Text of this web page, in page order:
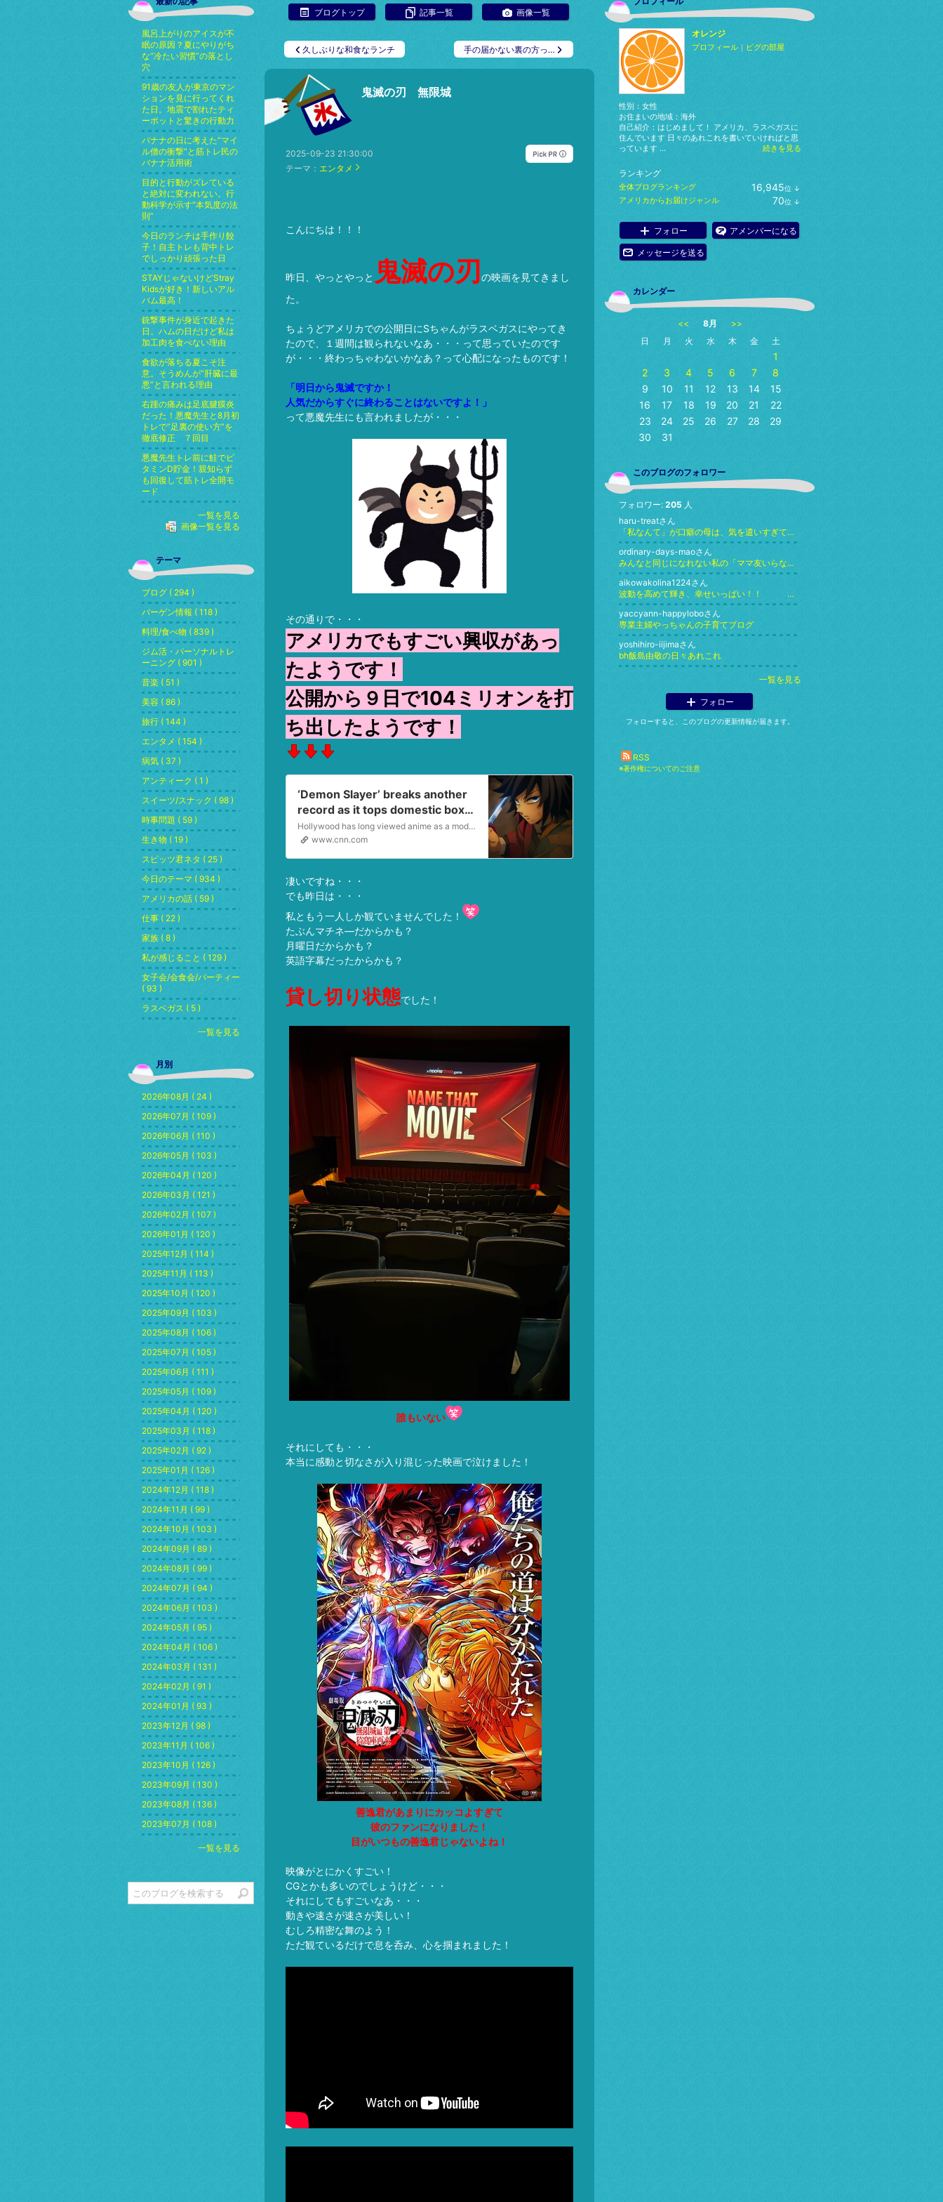
ブログトップ 記事一覧 画像一覧
久しぶりな和食なランチ 手の届かない裏の方っ…
鬼滅の刃 無限城
2025-09-23 21:30:00
テーマ： エンタメ
こんにちは！！！
昨日、やっとやっと 鬼滅の刃の映画を見てきまし
た。
ちょうどアメリカでの公開日にSちゃんがラスベガスにやってき
たので、１週間は観られないなあ・・・って思っていたのです
が・・・終わっちゃわないかなあ？って心配になったものです！
「明日から鬼滅ですか！
人気だからすぐに終わることはないですよ！」
って悪魔先生にも言われましたが・・・
その通りで・・・
アメリカでもすごい興収があっ
たようです！
公開から９日で104ミリオンを打
ち出したようです！
‘Demon Slayer’ breaks another
record as it tops domestic box
office for second weekend |
CNN Business
Hollywood has long viewed anime as a modest but steady genre at the domestic box office. But the unexpected success of “Demon Slayer: Infinity Castle” has forced the industry to re…
www.cnn.com
凄いですね・・・
でも昨日は・・・
私ともう一人しか観ていませんでした！
たぶんマチネ―だからかも？
月曜日だからかも？
英語字幕だったからかも？
貸し切り状態でした！
誰もいない
それにしても・・・
本当に感動と切なさが入り混じった映画で泣けました！
善逸君があまりにカッコよすぎて
彼のファンになりました！
目がいつもの善逸君じゃないよね！
映像がとにかくすごい！
CGとかも多いのでしょうけど・・・
それにしてもすごいなあ・・・
動きや速さが速さが美しい！
むしろ精密な舞のよう！
ただ観ているだけで息を呑み、心を掴まれました！
オレンジ
プロフィール ｜ ピグの部屋
性別： 女性
お住まいの地域： 海外
自己紹介：はじめまして！ アメリカ、ラスベガスに
住んでいます 日々のあれこれを書いていければと思
っています ...
続きを見る
ランキング
全体ブログランキング 16,945位 ↓
アメリカからお届けジャンル 70位 ↓
フォロー アメンバーになる
メッセージを送る
カレンダー
<< 8月
>>
日
月 火 水 木 金 土
1
2
3 4 5 6 7
8
9
10 11 12 13 14
15
16
17 18 19 20 21
22
23
24 25 26 27 28
29
30
31
このブログのフォロワー
フォロワー: 205 人
haru-treatさん
「私なんて」が口癖の母は、気を遣いすぎて疲れていた。
ordinary-days-maoさん
みんなと同じになれない私の「ママ友いらない宣言」
aikowakolina1224さん
波動を高めて輝き、幸せいっぱい！！ 『人生シフトチェンジ』 by アイ
yaccyann-happyloboさん
専業主婦やっちゃんの子育てブログ
yoshihiro-iijimaさん
bh飯島由敬の日々あれこれ
一覧を見る
フォロー
フォローすると、このブログの更新情報が届きます。
RSS
※著作権についてのご注意
風呂上がりのアイスが不
眠の原因？夏にやりがち
な“冷たい習慣”の落とし
穴
91歳の友人が東京のマン
ションを見に行ってくれ
た日。地震で割れたティ
ーポットと驚きの行動力
バナナの日に考えた“マイ
ル僧の衝撃”と筋トレ民の
バナナ活用術
目的と行動がズレている
と絶対に変われない。行
動科学が示す“本気度の法
則”
今日のランチは手作り餃
子！自主トレも背中トレ
でしっかり頑張った日
STAYじゃないけどStray
Kidsが好き！新しいアル
バム最高！
銃撃事件が身近で起きた
日。ハムの日だけど私は
加工肉を食べない理由
食欲が落ちる夏こそ注
意。そうめんが“肝臓に最
悪”と言われる理由
右踵の痛みは足底腱膜炎
だった！悪魔先生と8月初
トレで“足裏の使い方”を
徹底修正 ７回目
悪魔先生トレ前に鮭でビ
タミンD貯金！親知らず
も回復して筋トレ全開モ
ード
一覧を見る
画像一覧を見る
テーマ
ブログ ( 294 )
バーゲン情報 ( 118 )
料理/食べ物 ( 839 )
ジム活・パーソナルトレ
ーニング ( 901 )
音楽 ( 51 )
美容 ( 86 )
旅行 ( 144 )
エンタメ ( 154 )
病気 ( 37 )
アンティーク ( 1 )
スイーツ/スナック ( 98 )
時事問題 ( 59 )
生き物 ( 19 )
スピッツ君ネタ ( 25 )
今日のテーマ ( 934 )
アメリカの話 ( 59 )
仕事 ( 22 )
家族 ( 8 )
私が感じること ( 129 )
女子会/会食会/パーティー
( 93 )
ラスベガス ( 5 )
一覧を見る
月別
2026年08月 ( 24 )
2026年07月 ( 109 )
2026年06月 ( 110 )
2026年05月 ( 103 )
2026年04月 ( 120 )
2026年03月 ( 121 )
2026年02月 ( 107 )
2026年01月 ( 120 )
2025年12月 ( 114 )
2025年11月 ( 113 )
2025年10月 ( 120 )
2025年09月 ( 103 )
2025年08月 ( 106 )
2025年07月 ( 105 )
2025年06月 ( 111 )
2025年05月 ( 109 )
2025年04月 ( 120 )
2025年03月 ( 118 )
2025年02月 ( 92 )
2025年01月 ( 126 )
2024年12月 ( 118 )
2024年11月 ( 99 )
2024年10月 ( 103 )
2024年09月 ( 89 )
2024年08月 ( 99 )
2024年07月 ( 94 )
2024年06月 ( 103 )
2024年05月 ( 95 )
2024年04月 ( 106 )
2024年03月 ( 131 )
2024年02月 ( 91 )
2024年01月 ( 93 )
2023年12月 ( 98 )
2023年11月 ( 106 )
2023年10月 ( 126 )
2023年09月 ( 130 )
2023年08月 ( 136 )
2023年07月 ( 108 )
一覧を見る